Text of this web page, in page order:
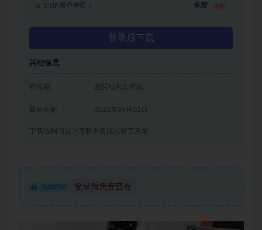
SVIP用户特权： 免费
登录后下载
其他信息
有效期 购买后永久有效
2022年09月02日
下载遇到问题？可联系客服或留言反馈
隐藏内容 登录后免费查看